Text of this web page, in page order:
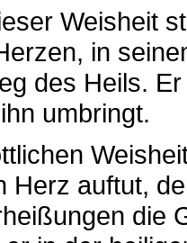
Weisheit
in
des Heils.
umbringt.
Herz auftut,
die